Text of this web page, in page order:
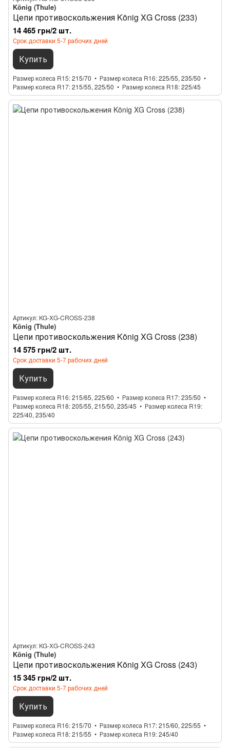
König (Thule)
Цепи противоскольжения König XG Cross (233)
14 465 грн/2 шт.
Срок доставки 5-7 рабочих дней
Купить
Размер колеса R15 215/70 Размер колеса R16 225/55, 235/50
Размер колеса R17 215/55, 225/50 Размер колеса R18 225/45
Артикул: KG-XG-CROSS-238
König (Thule)
Цепи противоскольжения König XG Cross (238)
14 575 грн/2 шт.
Срок доставки 5-7 рабочих дней
Купить
Размер колеса R16 215/65, 225/60 Размер колеса R17 235/50
Размер колеса R18 205/55, 215/50, 235/45
Размер колеса R19
225/40, 235/40
Артикул: KG-XG-CROSS-243
König (Thule)
Цепи противоскольжения König XG Cross (243)
15 345 грн/2 шт.
Срок доставки 5-7 рабочих дней
Купить
Размер колеса R16 215/70 Размер колеса R17 215/60, 225/55
Размер колеса R18 215/55 Размер колеса R19 245/40